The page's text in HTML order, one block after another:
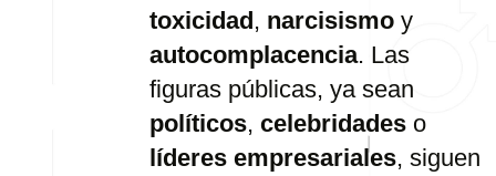
toxicidad, narcisismo y
autocomplacencia. Las
figuras públicas, ya sean
políticos, celebridades o
líderes empresariales, siguen